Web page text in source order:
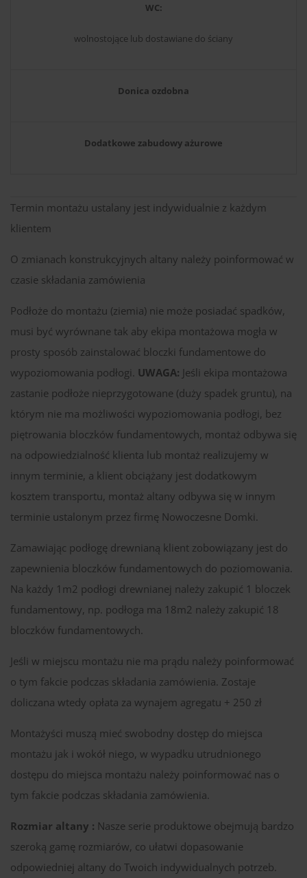
WC:
wolnostojące lub dostawiane do ściany
Donica ozdobna
Dodatkowe zabudowy ażurowe
Termin montażu ustalany jest indywidualnie z każdym
klientem
O zmianach konstrukcyjnych altany należy poinformować w
czasie składania zamówienia
Podłoże do montażu (ziemia) nie może posiadać spadków,
musi być wyrównane tak aby ekipa montażowa mogła w
prosty sposób zainstalować bloczki fundamentowe do
wypoziomowania podłogi. UWAGA: Jeśli ekipa montażowa
zastanie podłoże nieprzygotowane (duży spadek gruntu), na
którym nie ma możliwości wypoziomowania podłogi, bez
piętrowania bloczków fundamentowych, montaż odbywa się
na odpowiedzialność klienta lub montaż realizujemy w
innym terminie, a klient obciążany jest dodatkowym
kosztem transportu, montaż altany odbywa się w innym
terminie ustalonym przez firmę Nowoczesne Domki.
Zamawiając podłogę drewnianą klient zobowiązany jest do
zapewnienia bloczków fundamentowych do poziomowania.
Na każdy 1m2 podłogi drewnianej należy zakupić 1 bloczek
fundamentowy, np. podłoga ma 18m2 należy zakupić 18
bloczków fundamentowych.
Jeśli w miejscu montażu nie ma prądu należy poinformować
o tym fakcie podczas składania zamówienia. Zostaje
doliczana wtedy opłata za wynajem agregatu + 250 zł
Montażyści muszą mieć swobodny dostęp do miejsca
montażu jak i wokół niego, w wypadku utrudnionego
dostępu do miejsca montażu należy poinformować nas o
tym fakcie podczas składania zamówienia.
Rozmiar altany : Nasze serie produktowe obejmują bardzo
szeroką gamę rozmiarów, co ułatwi dopasowanie
odpowiedniej altany do Twoich indywidualnych potrzeb.